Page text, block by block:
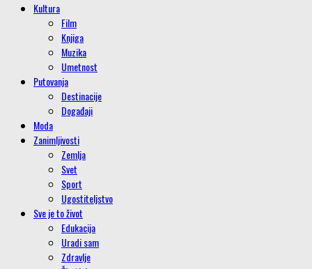
Kultura
Film
Knjiga
Muzika
Umetnost
Putovanja
Destinacije
Događaji
Moda
Zanimljivosti
Zemlja
Svet
Sport
Ugostiteljstvo
Sve je to život
Edukacija
Uradi sam
Zdravlje